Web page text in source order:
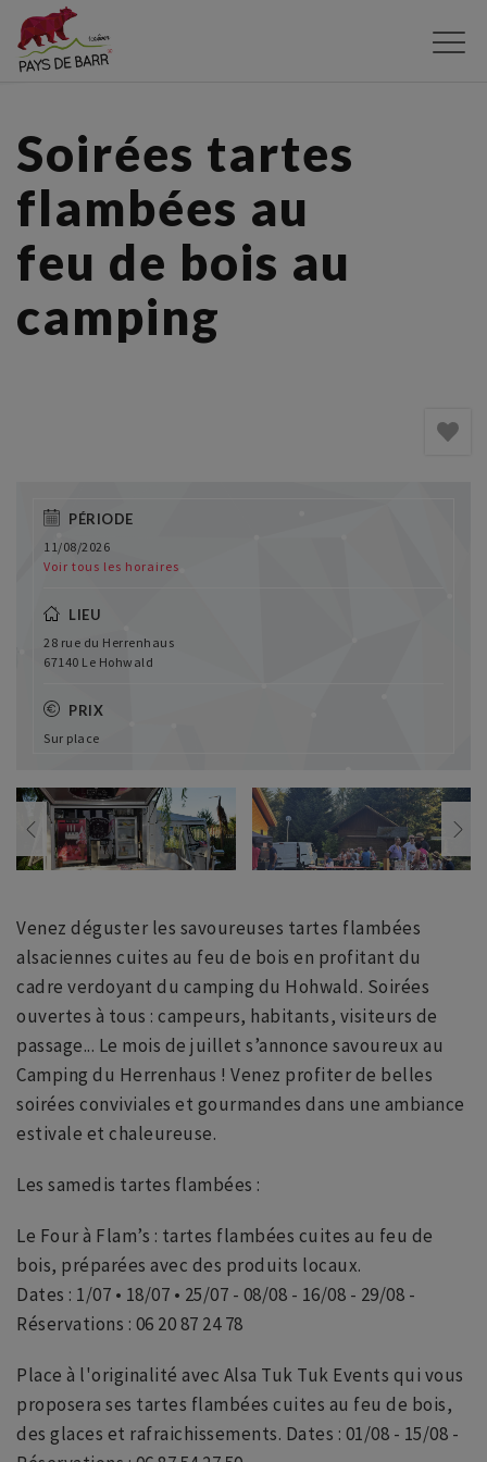
Soirées tartes
flambées au
feu de bois au
camping
PÉRIODE
11/08/2026
Voir tous les horaires
LIEU
28 rue du Herrenhaus
67140 Le Hohwald
PRIX
Sur place
Venez déguster les savoureuses tartes flambées
alsaciennes cuites au feu de bois en profitant du
cadre verdoyant du camping du Hohwald. Soirées
ouvertes à tous : campeurs, habitants, visiteurs de
passage... Le mois de juillet s’annonce savoureux au
Camping du Herrenhaus ! Venez profiter de belles
soirées conviviales et gourmandes dans une ambiance
estivale et chaleureuse.
Les samedis tartes flambées :
Le Four à Flam’s : tartes flambées cuites au feu de
bois, préparées avec des produits locaux.
Dates : 1/07 • 18/07 • 25/07 - 08/08 - 16/08 - 29/08 -
Réservations : 06 20 87 24 78
Place à l'originalité avec Alsa Tuk Tuk Events qui vous
proposera ses tartes flambées cuites au feu de bois,
des glaces et rafraichissements. Dates : 01/08 - 15/08 -